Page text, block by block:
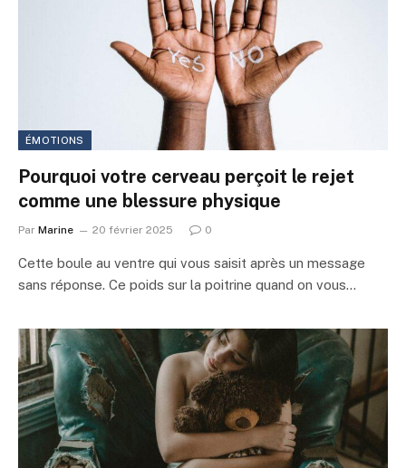
ÉMOTIONS
Pourquoi votre cerveau perçoit le rejet
comme une blessure physique
Par Marine 20 février 2025 0
Cette boule au ventre qui vous saisit après un message
sans réponse. Ce poids sur la poitrine quand on vous…